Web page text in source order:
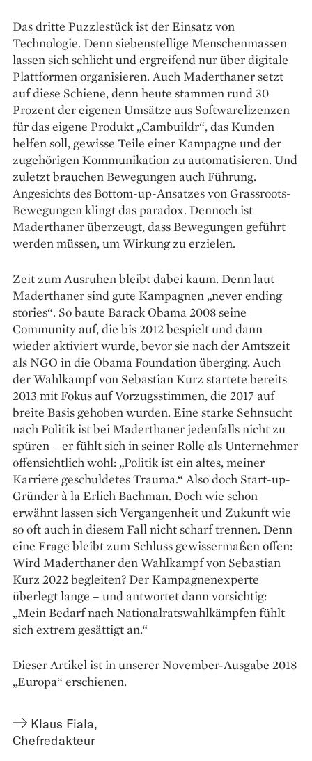
Das dritte Puzzlestück ist der Einsatz von
Technologie. Denn siebenstellige Menschenmassen
lassen sich schlicht und ergreifend nur über digitale
Plattformen organisieren. Auch Maderthaner setzt
auf diese Schiene, denn heute stammen rund 30
Prozent der eigenen Umsätze aus Softwarelizenzen
für das eigene Produkt „Cambuildr“, das Kunden
helfen soll, gewisse Teile einer Kampagne und der
zugehörigen Kommunikation zu automatisieren. Und
zuletzt brauchen Bewegungen auch Führung.
Angesichts des Bottom-up-Ansatzes von Grassroots-
Bewegungen klingt das paradox. Dennoch ist
Maderthaner überzeugt, dass Bewegungen geführt
werden müssen, um Wirkung zu erzielen.
Zeit zum Ausruhen bleibt dabei kaum. Denn laut
Maderthaner sind gute Kampagnen „never ending
stories“. So baute Barack Obama 2008 seine
Community auf, die bis 2012 bespielt und dann
wieder aktiviert wurde, bevor sie nach der Amtszeit
als NGO in die Obama Foundation überging. Auch
der Wahlkampf von Sebastian Kurz startete bereits
2013 mit Fokus auf Vorzugsstimmen, die 2017 auf
breite Basis gehoben wurden. Eine starke Sehnsucht
nach Politik ist bei Maderthaner jedenfalls nicht zu
spüren – er fühlt sich in seiner Rolle als Unternehmer
offensichtlich wohl: „Politik ist ein altes, meiner
Karriere geschuldetes Trauma.“ Also doch Start-up-
Gründer à la Erlich Bachman. Doch wie schon
erwähnt lassen sich Vergangenheit und Zukunft wie
so oft auch in diesem Fall nicht scharf trennen. Denn
eine Frage bleibt zum Schluss gewissermaßen offen:
Wird Maderthaner den Wahlkampf von Sebastian
Kurz 2022 begleiten? Der Kampagnenexperte
überlegt lange – und antwortet dann vorsichtig:
„Mein Bedarf nach Nationalratswahlkämpfen fühlt
sich extrem gesättigt an.“
Dieser Artikel ist in unserer November-Ausgabe 2018
„Europa“ erschienen.
Klaus Fiala,
Chefredakteur